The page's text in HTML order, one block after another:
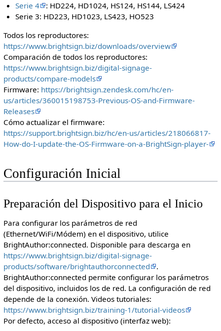
Serie 4
: HD224, HD1024, HS124, HS144, LS424
Serie 3: HD223, HD1023, LS423, HO523
Todos los reproductores:
https://www.brightsign.biz/downloads/overview
Comparación de todos los reproductores:
https://www.brightsign.biz/digital-signage-
products/compare-models
Firmware: https://brightsign.zendesk.com/hc/en-
us/articles/360015198753-Previous-OS-and-Firmware-
Releases
Cómo actualizar el firmware:
https://support.brightsign.biz/hc/en-us/articles/218066817-
How-do-I-update-the-OS-Firmware-on-a-BrightSign-player-
Configuración Inicial
Preparación del Dispositivo para el Inicio
Para configurar los parámetros de red
(Ethernet/WiFi/Módem) en el dispositivo, utilice
BrightAuthor:connected. Disponible para descarga en
https://www.brightsign.biz/digital-signage-
products/software/brightauthorconnected
.
BrightAuthor:connected permite configurar los parámetros
del dispositivo, incluidos los de red. La configuración de red
depende de la conexión. Videos tutoriales:
https://www.brightsign.biz/training-1/tutorial-videos
Por defecto, acceso al dispositivo (interfaz web):